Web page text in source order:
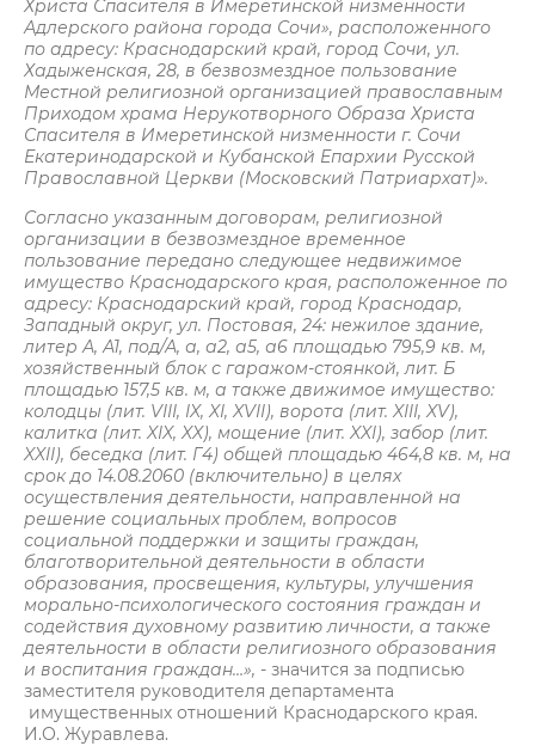
Христа Спасителя в Имеретинской низменности
Адлерского района города Сочи», расположенного
по адресу: Краснодарский край, город Сочи, ул.
Хадыженская, 28, в безвозмездное пользование
Местной религиозной организацией православным
Приходом храма Нерукотворного Образа Христа
Спасителя в Имеретинской низменности г. Сочи
Екатеринодарской и Кубанской Епархии Русской
Православной Церкви (Московский Патриархат)».
Согласно указанным договорам, религиозной
организации в безвозмездное временное
пользование передано следующее недвижимое
имущество Краснодарского края, расположенное по
адресу: Краснодарский край, город Краснодар,
Западный округ, ул. Постовая, 24: нежилое здание,
литер А, А1, под/А, а, а2, а5, а6 площадью 795,9 кв. м,
хозяйственный блок с гаражом-стоянкой, лит. Б
площадью 157,5 кв. м, а также движимое имущество:
колодцы (лит. VIII, IX, XI, XVII), ворота (лит. XIII, XV),
калитка (лит. XIX, XX), мощение (лит. XXI), забор (лит.
XXII), беседка (лит. Г4) общей площадью 464,8 кв. м, на
срок до 14.08.2060 (включительно) в целях
осуществления деятельности, направленной на
решение социальных проблем, вопросов
социальной поддержки и защиты граждан,
благотворительной деятельности в области
образования, просвещения, культуры, улучшения
морально-психологического состояния граждан и
содействия духовному развитию личности, а также
деятельности в области религиозного образования
и воспитания граждан…», - значится за подписью
заместителя руководителя департамента
имущественных отношений Краснодарского края.
И.О. Журавлева.